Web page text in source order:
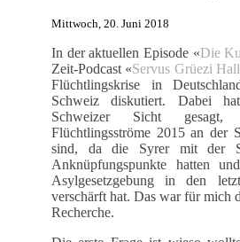
Mittwoch, 20. Juni 2018
In der aktuellen Episode «Die
Zeit-Podcast «Servus Grüezi
Flüchtlingskrise in
Schweiz diskutiert. Dabei
Schweizer Sicht
Flüchtlingsströme 2015 an der
sind, da die Syrer mit der
Anknüpfungspunkte hatten
Asylgesetzgebung in den
verschärft hat. Das war für mich
Recherche.